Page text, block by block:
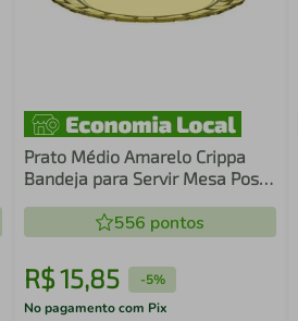
Prato Médio Amarelo Crippa
Bandeja para Servir Mesa Posta
556 pontos
R$15,85 -5%
No pagamento com Pix